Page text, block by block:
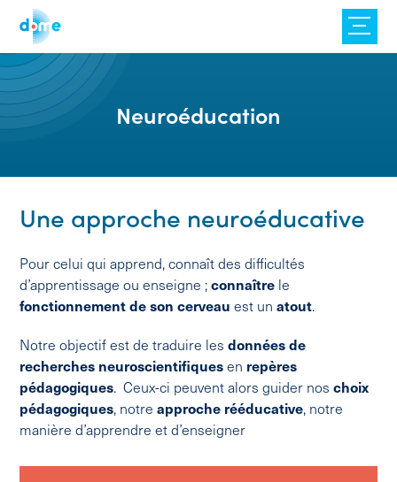
content
Neuroéducation
Une approche neuroéducative
Pour celui qui apprend, connaît des difficultés
d’apprentissage ou enseigne ;connaître le
fonctionnement de son cerveau est unatout.
Notre objectif est de traduire lesdonnées de
recherches neuroscientifiquesen repères
pédagogiques. Ceux-ci peuvent alors guider noschoix
pédagogiques, notreapproche rééducative, notre
manière d’apprendre et d’enseigner